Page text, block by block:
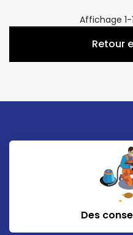
Affichage 1-
Retour
Des